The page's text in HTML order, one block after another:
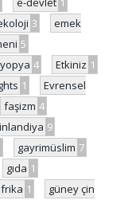
3
emek
5
4 Etkiniz 1
1
Evrensel
faşizm 4
9
gayrimüslim 7
gıda 1
1
güney çin